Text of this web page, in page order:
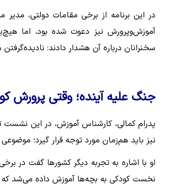
در این برنامه از برخی مقامات دولتی،
آموزش‌وپرورش نیز دعوت شده بود، اما
سخنرانان درباره آن هشدار دادند:
جنگ علیه آینده؛ وقتی
پدرام کمالی، کارشناس آموزش، در این نشست
نیز باید هم‌زمان مورد توجه قرار گیرد؛
او با اشاره به تجربه دیگر کشورها گفت در
نخست کودکی به بچه‌ها آموزش داده می‌شد